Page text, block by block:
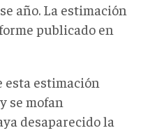
año. La estimación
publicado en
esta estimación
se mofan
desaparecido la